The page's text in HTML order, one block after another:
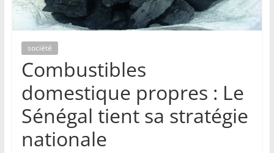
société
Combustibles
domestique propres : Le
Sénégal tient sa stratégie
nationale